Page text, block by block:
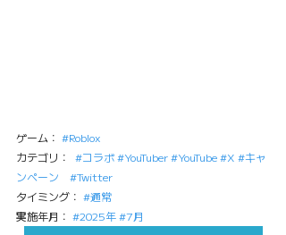
ゲーム： #Roblox
カテゴリ： #コラボ#YouTuber#YouTube#X #キャ
ンペーン
#Twitter
タイミング： #通常
実施年月： #2025年#7月